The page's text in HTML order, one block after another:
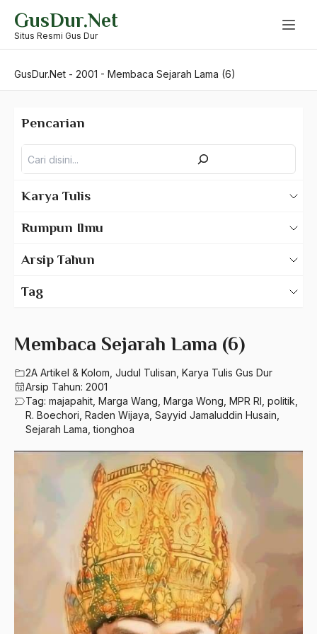
content
GusDur.Net
Situs Resmi Gus Dur
GusDur.Net - 2001 - Membaca Sejarah Lama (6)
Membaca Sejarah Lama (6)
2A Artikel & Kolom Judul Tulisan Karya Tulis Gus Dur
Arsip Tahun: 2001
Tag: majapahit Marga Wang Marga Wong MPR RI politik
R. Boechori Raden Wijaya Sayyid Jamaluddin Husain
Sejarah Lama ,tionghoa
Pencarian
Karya Tulis
Rumpun Ilmu
660 – Ilmu Seni, Desain dan Media
710 – Ilmu Pendidikan
Arsip Tahun
2023
2021
2020
2016
Tag
A. Mukti Ali
A. Mustofa Bisri
A. Yani
A.A. Baramudi
A.A. Navis
Aal Usul Teroris
Abad Modern
Abd. Moqsith Ghazali